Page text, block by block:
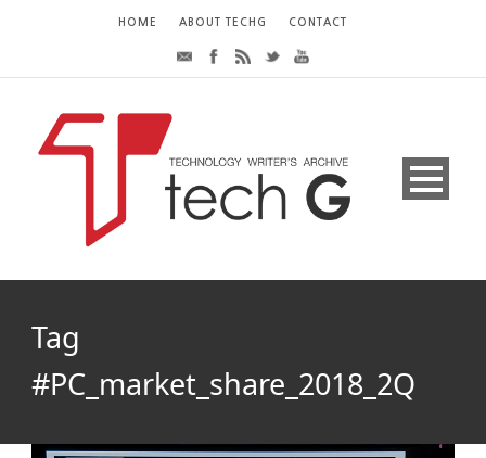
HOME ABOUT TECHG CONTACT
Tag
#PC_market_share_2018_2Q